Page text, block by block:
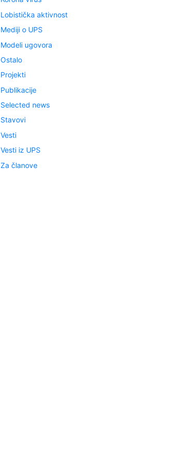
Lobistička aktivnost
Mediji o UPS
Modeli ugovora
Ostalo
Projekti
Publikacije
Selected news
Stavovi
Vesti
Vesti iz UPS
Za članove